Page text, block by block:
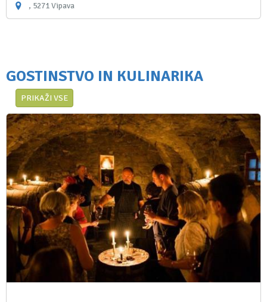
, 5271 Vipava
GOSTINSTVO IN KULINARIKA
PRIKAŽI VSE